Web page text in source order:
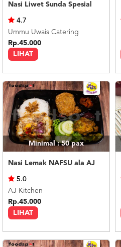
Nasi Liwet Sunda Spesial
LIHAT
4.7
Ummu Uwais Catering
Rp.45.000
Minimal : 50pax
Nasi Lemak NAFSU ala AJ
LIHAT
5.0
AJ Kitchen
Rp.45.000